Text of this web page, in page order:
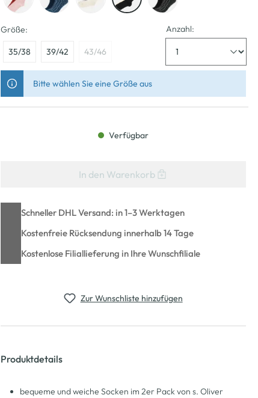
Größe:
35/38 39/42 43/46
Anzahl:
Bitte wählen Sie eine Größe aus
Verfügbar
In den Warenkorb
Schneller DHL Versand: in 1–3 Werktagen
Kostenfreie Rücksendung innerhalb 14 Tage
Kostenlose Filiallieferung in Ihre Wunschfiliale
Zur Wunschliste hinzufügen
Produktdetails
bequeme und weiche Socken im 2er Pack von s. Oliver